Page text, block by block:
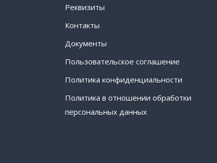
Реквизиты
Контакты
Документы
Пользовательское соглашение
Политика конфиденциальности
Политика в отношении обработки
персональных данных